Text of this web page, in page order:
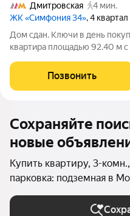
Дмитровская
4 мин.
ЖК «Симфония 34», 4
Дом сдан. Ключи в день
квартира площадью 92.40 м
концептуально новый жилой
подземной парковкой, состоит
Позвонить
Сохраняйте
новые
Купить квартиру, 3-
парковка: подземная в